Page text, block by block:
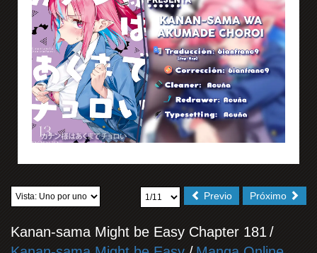
Próximo
Previo
Kanan-sama Might be Easy Chapter 181 /